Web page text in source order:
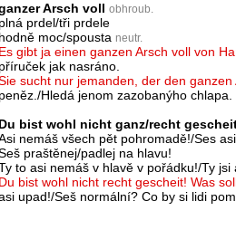
Arsch voll obhroub.
plná prdel/tři prdele
hodně moc/spousta neutr.
Es gibt ja einen ganzen Arsch voll von
příruček jak nasráno.
sucht nur jemanden, der den ganzen
peněz./Hledá jenom zazobanýho chlapa.
Du bist wohl nicht ganz/recht
nemáš všech pět pohromadě!/Ses
praštěnej/padlej na hlavu!
to asi nemáš v hlavě v pořádku!/Ty jsi
Du bist wohl nicht recht gescheit! Was
upad!/Seš normální? Co by si lidi